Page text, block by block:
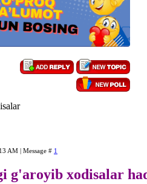
AM | Message # 1
g'aroyib xodisalar